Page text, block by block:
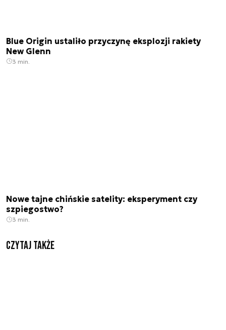
Blue Origin ustaliło przyczynę eksplozji rakiety
New Glenn
3 min.
Nowe tajne chińskie satelity: eksperyment czy
szpiegostwo?
3 min.
Czytaj także